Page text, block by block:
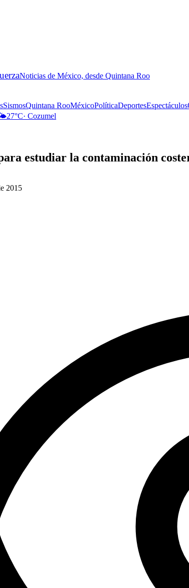
Noticias de México, desde Quintana Roo
SismosQuintana RooMéxicoPolíticaDeportesEspectáculos
27°C· Cozumel
estudiar la contaminación
2015